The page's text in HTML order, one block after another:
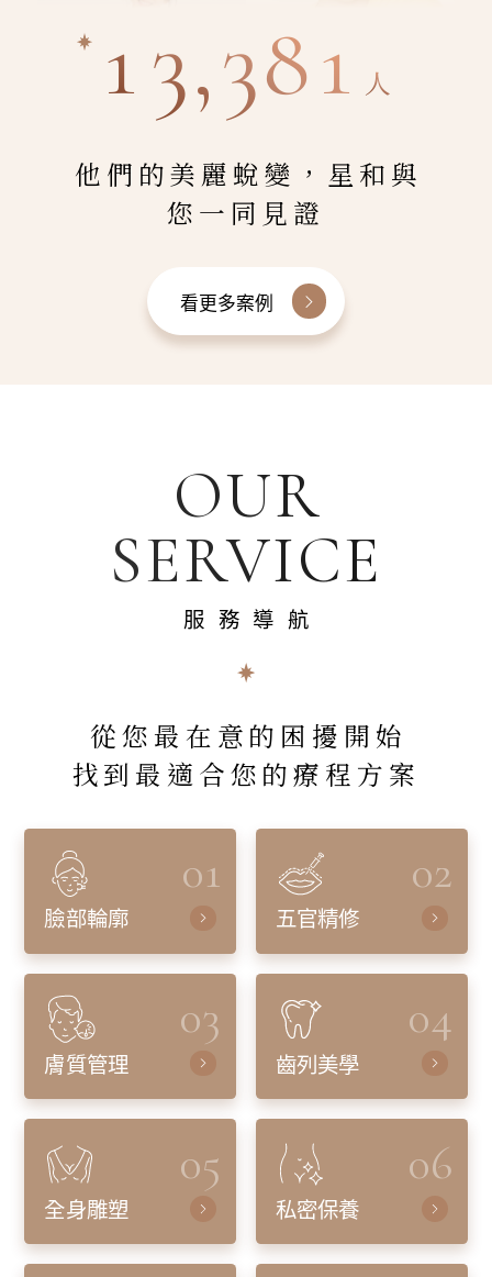
13,381 人
他們的美麗蛻變，星和與
您一同見證
看更多案例
OUR
SERVICE
服務導航
從您最在意的困擾開始
找到最適合您的療程方案
01
臉部輪廓
02
五官精修
03
膚質管理
04
齒列美學
05
全身雕塑
06
私密保養